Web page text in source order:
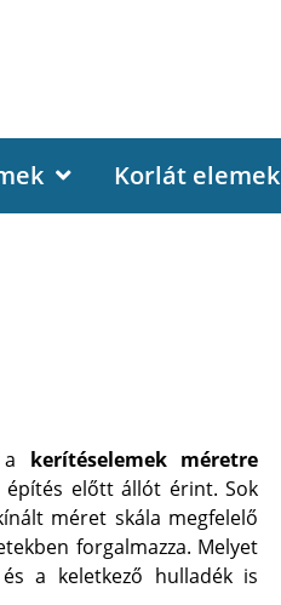
Korlát elemek
kerítéselemek méretre
építés előtt állót érint. Sok
méret skála megfelelő
forgalmazza. Melyet
a keletkező hulladék is